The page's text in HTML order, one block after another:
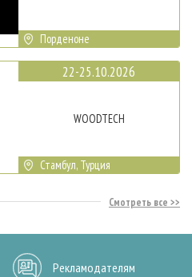
Порденоне
22-25.10.2026
WOODTECH
Стамбул, Турция
Смотреть все
Рекламодателям